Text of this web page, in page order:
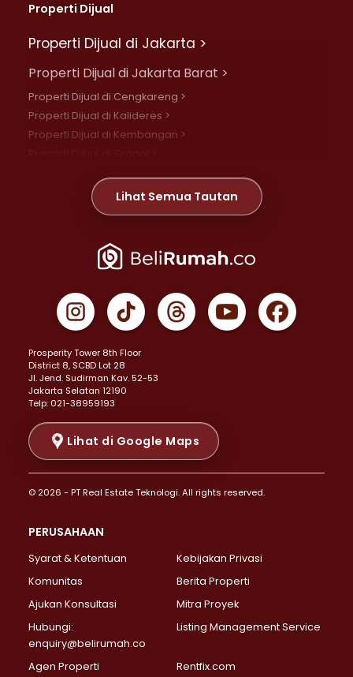
Properti Dijual
Properti Dijual di Jakarta >
Properti Dijual di Jakarta Barat >
Properti Dijual di Cengkareng >
Properti Dijual di Kalideres >
Properti Dijual di Kembangan >
Properti Dijual di Meruya >
Properti Dijual di Jelambar >
Properti Dijual di Jakarta Pusat >
Properti Dijual di Gambir >
Properti Dijual di Johar Baru >
Properti Dijual di Menteng >
Properti Dijual di Senen >
Properti Dijual di Tanah Abang >
Properti Dijual di Cikini >
Properti Dijual di Kramat >
Properti Dijual di Pasar Baru >
Properti Dijual di Bendungan Hilir >
Properti Dijual di Jakarta Selatan >
Properti Dijual di Lebak Bulus >
Properti Dijual di Gandaria Selatan >
Properti Dijual di Pondok Labu >
Properti Dijual di Lenteng Agung >
Properti Dijual di Senayan >
Properti Dijual di Pondok Pinang >
Lihat Semua Tautan
Prosperity Tower 8th Floor
District 8, SCBD Lot 28
JI. Jend. Sudirman Kav. 52-53
Jakarta Selatan 12190
Telp: 021-38959193
Lihat di Google Maps
© 2026 - PT Real Estate Teknologi. All rights reserved.
PERUSAHAAN
Syarat & Ketentuan
Kebijakan Privasi
Komunitas
Berita Properti
Ajukan Konsultasi
Mitra Proyek
Hubungi:
enquiry@belirumah.co
Listing Management Service
Agen Properti Rentfix.com